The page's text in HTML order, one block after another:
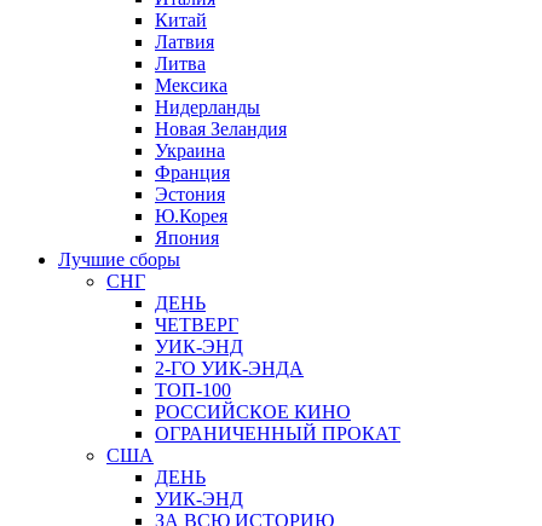
Китай
Латвия
Литва
Мексика
Нидерланды
Новая Зеландия
Украина
Франция
Эстония
Ю.Корея
Япония
Лучшие сборы
СНГ
ДЕНЬ
ЧЕТВЕРГ
УИК-ЭНД
2-ГО УИК-ЭНДА
ТОП-100
РОССИЙСКОЕ КИНО
ОГРАНИЧЕННЫЙ ПРОКАТ
США
ДЕНЬ
УИК-ЭНД
ЗА ВСЮ ИСТОРИЮ